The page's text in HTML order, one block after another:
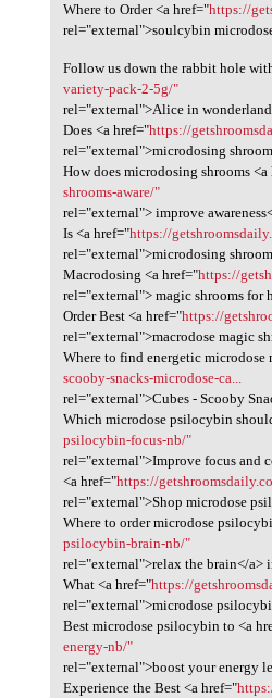
Where to Order <a href="https://
rel="external">soulcybin
Follow us down the rabbit hole
variety-pack-2-5g/"
rel="external">Alice in
Does <a href="https://
rel="external">microdosing
How does microdosing shrooms <a
shrooms-aware/"
rel="external"> improve
Is <a href="https://
rel="external">microdosing
Macrodosing <a href="https://
rel="external"> magic shrooms for
Order Best <a href="https://
rel="external">macrodose magic
Where to find energetic microdose
scooby-snacks-microdose-ca...
rel="external">Cubes - Scooby
Which microdose psilocybin
psilocybin-focus-nb/"
rel="external">Improve focus and
<a href="https://
rel="external">Shop microdose
Where to order microdose
psilocybin-brain-nb/"
rel="external">relax the brain</a>
What <a href="https://
rel="external">microdose
Best microdose psilocybin to <a
energy-nb/"
rel="external">boost your energy
Experience the Best <a href="